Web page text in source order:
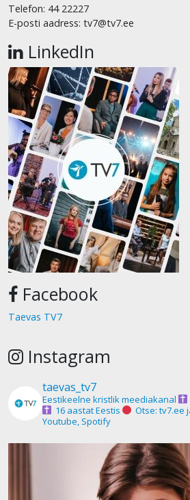
Telefon: 44 22227
E-posti aadress: tv7@tv7.ee
LinkedIn
Facebook
Taevas TV7
Instagram
taevas_tv7
Eestikeelne kristlik meediakanal
16 aastat Eestis
Otse: tv7.ee
Youtube, Spotify